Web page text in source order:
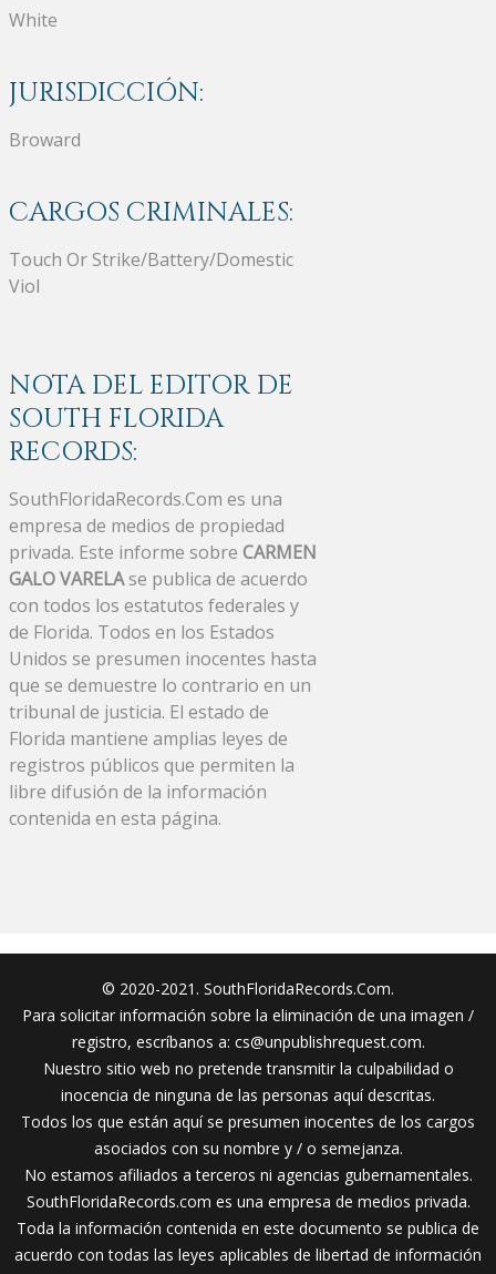
White
JURISDICCIÓN:
Broward
CARGOS CRIMINALES:
Touch Or Strike/Battery/Domestic
Viol
NOTA DEL EDITOR DE
SOUTH FLORIDA
RECORDS:
SouthFloridaRecords.Com es una
empresa de medios de propiedad
privada. Este informe sobre CARMEN
GALO VARELAse publica de acuerdo
con todos los estatutos federales y
de Florida. Todos en los Estados
Unidos se presumen inocentes hasta
que se demuestre lo contrario en un
tribunal de justicia. El estado de
Florida mantiene amplias leyes de
registros públicos que permiten la
libre difusión de la información
contenida en esta página.
© 2020-2021. SouthFloridaRecords.Com.
Para solicitar información sobre la eliminación de una imagen /
registro, escríbanos a: cs@unpublishrequest.com.
Nuestro sitio web no pretende transmitir la culpabilidad o
inocencia de ninguna de las personas aquí descritas.
Todos los que están aquí se presumen inocentes de los cargos
asociados con su nombre y / o semejanza.
No estamos afiliados a terceros ni agencias gubernamentales.
SouthFloridaRecords.com es una empresa de medios privada.
Toda la información contenida en este documento se publica de
acuerdo con todas las leyes aplicables de libertad de información